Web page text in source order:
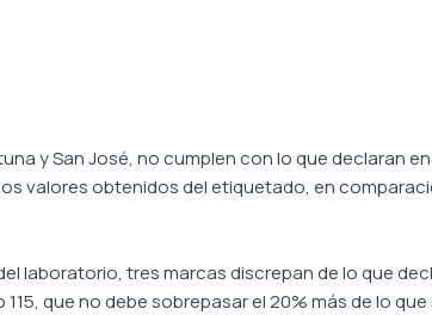
y San José, no cumplen con lo que declaran
valores obtenidos del etiquetado, en
laboratorio, tres marcas discrepan de lo que
que no debe sobrepasar el 20% más de lo